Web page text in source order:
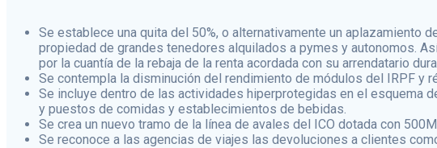
Se establece una quita del 50%, o alternativamente un
propiedad de grandes tenedores alquilados a pymes y autonomos.
por la cuantía de la rebaja de la renta acordada con su arrendatario
Se contempla la disminución del rendimiento de módulos del IRPF y
Se incluye dentro de las actividades hiperprotegidas en el esquema
y puestos de comidas y establecimientos de bebidas.
Se crea un nuevo tramo de la línea de avales del ICO dotada con
Se reconoce a las agencias de viajes las devoluciones a clientes